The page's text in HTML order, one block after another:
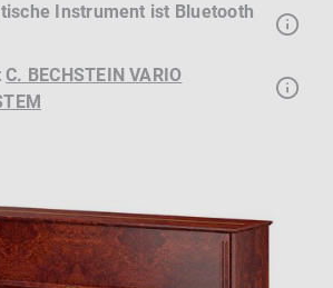
Instrument ist Bluetooth
C. BECHSTEIN VARIO